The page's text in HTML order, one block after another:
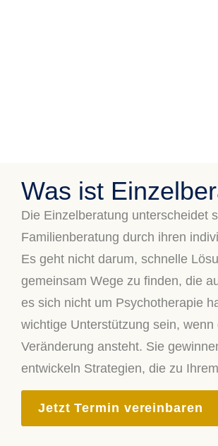
Was ist
Die Einzelberatung unterscheidet
Familienberatung durch ihren
Es geht nicht darum, schnelle
gemeinsam Wege zu finden, die
es sich nicht um Psychotherapie
wichtige Unterstützung sein,
Veränderung ansteht. Sie
entwickeln Strategien, die zu
Jetzt Termin vereinbaren